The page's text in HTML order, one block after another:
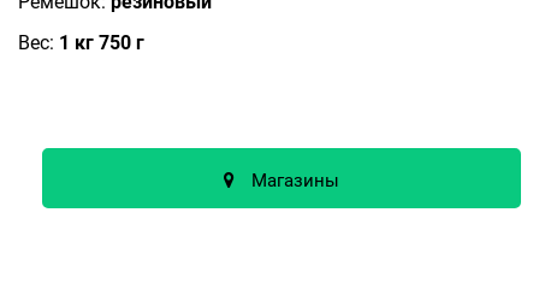
Вес: 1 кг 750 г
Магазины